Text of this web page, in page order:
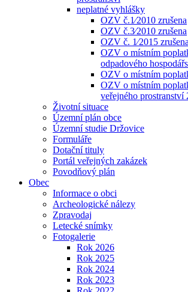
neplatné vyhlášky
OZV č.1⁄2010 zrušena
OZV č.3⁄2010 zrušena
OZV č. 1⁄2015 zrušena
OZV o místním
odpadového
OZV o místním
OZV o místním
veřejného prostranství
Životní situace
Územní plán obce
Územní studie Držovice
Formuláře
Dotační tituly
Portál veřejných zakázek
Povodňový plán
Obec
Informace o obci
Archeologické nálezy
Zpravodaj
Letecké snímky
Fotogalerie
Rok 2026
Rok 2025
Rok 2024
Rok 2023